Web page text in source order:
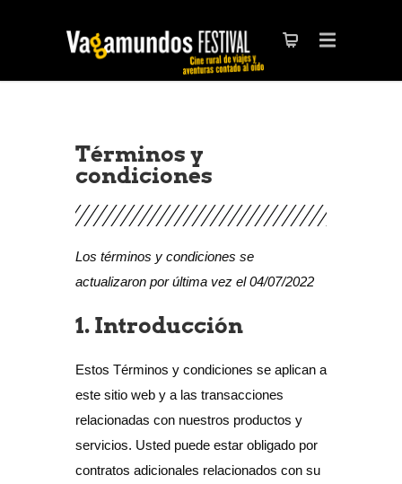
Términos y
condiciones
Los términos y condiciones se
actualizaron por última vez el 04/07/2022
1. Introducción
Estos Términos y condiciones se aplican a
este sitio web y a las transacciones
relacionadas con nuestros productos y
servicios. Usted puede estar obligado por
contratos adicionales relacionados con su